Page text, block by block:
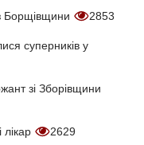
Борщівщини 2853
суперників у
зі Зборівщини
2629